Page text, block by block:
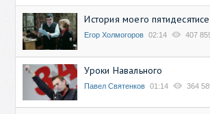
История моего
Егор Холмогоров 02:14 407
Уроки Навального
Павел Святенков 01:14 364